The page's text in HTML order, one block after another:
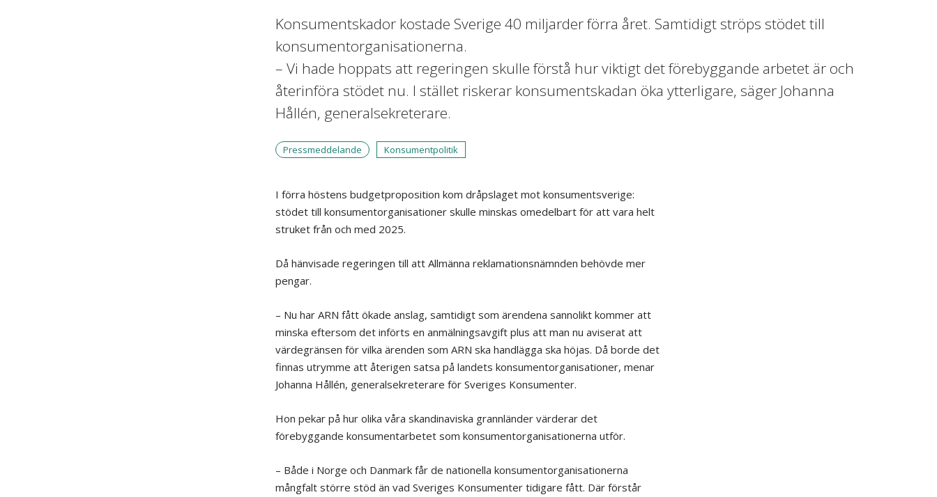
Konsumentskador kostade Sverige 40 miljarder förra året. Samtidigt ströps stödet till
konsumentorganisationerna.
– Vi hade hoppats att regeringen skulle förstå hur viktigt det förebyggande arbetet är och
återinföra stödet nu. I stället riskerar konsumentskadan öka ytterligare, säger Johanna
Hållén, generalsekreterare.
Pressmeddelande Konsumentpolitik
I förra höstens budgetproposition kom dråpslaget mot konsumentsverige:
stödet till konsumentorganisationer skulle minskas omedelbart för att vara helt
struket från och med 2025.
Då hänvisade regeringen till att Allmänna reklamationsnämnden behövde mer
pengar.
– Nu har ARN fått ökade anslag, samtidigt som ärendena sannolikt kommer att
minska eftersom det införts en anmälningsavgift plus att man nu aviserat att
värdegränsen för vilka ärenden som ARN ska handlägga ska höjas. Då borde det
finnas utrymme att återigen satsa på landets konsumentorganisationer, menar
Johanna Hållén, generalsekreterare för Sveriges Konsumenter.
Hon pekar på hur olika våra skandinaviska grannländer värderar det
förebyggande konsumentarbetet som konsumentorganisationerna utför.
– Både i Norge och Danmark får de nationella konsumentorganisationerna
mångfalt större stöd än vad Sveriges Konsumenter tidigare fått. Där förstår